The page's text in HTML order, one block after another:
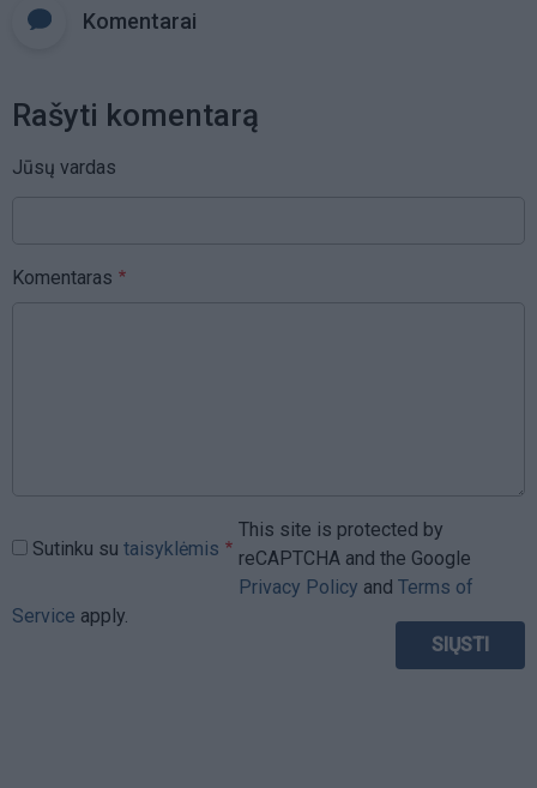
Komentarai
Rašyti komentarą
Jūsų vardas
Komentaras
Sutinku su taisyklėmis
This site is protected by
reCAPTCHA and the Google
Privacy Policy and Terms of
Service apply.